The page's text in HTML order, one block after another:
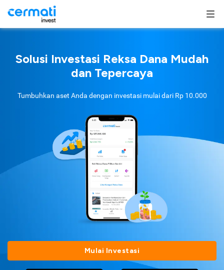
Solusi Investasi Reksa Dana Mudah
dan Tepercaya
Tumbuhkan aset Anda dengan investasi mulai dari Rp 10.000
Mulai Investasi